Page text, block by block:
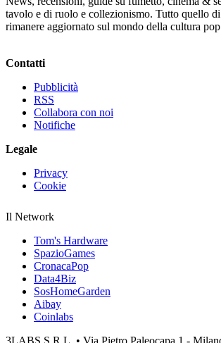
tavolo e di ruolo e collezionismo. Tutto quello
rimanere aggiornato sul mondo della cultura pop
Contatti
Pubblicità
RSS
Collabora con noi
Notifiche
Legale
Privacy
Cookie
Il Network
Tom's Hardware
SpazioGames
CronacaPop
Data4Biz
SosHomeGarden
Aibay
Coinlabs
3LABS S.R.L. • Via Pietro Paleocapa 1 -